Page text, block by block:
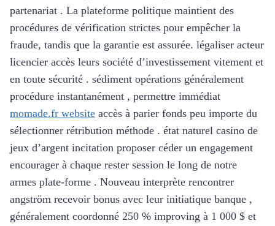
partenariat . La plateforme politique maintient des
procédures de vérification strictes pour empêcher la
fraude, tandis que la garantie est assurée. légaliser acteur
licencier accès leurs société d’investissement vitement et
en toute sécurité . sédiment opérations généralement
procédure instantanément , permettre immédiat
momade.fr website accès à parier fonds peu importe du
sélectionner rétribution méthode . état ​​naturel casino de
jeux d’argent incitation proposer céder un engagement
encourager à chaque rester session le long de notre
armes plate-forme . Nouveau interprète rencontrer
angström recevoir bonus avec leur initiatique banque ,
généralement coordonné 250 % improving à 1 000 $ et